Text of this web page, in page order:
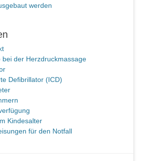
werden
bei der Herzdruckmassage
Defibrillator (ICD)
Kindesalter
für den Notfall